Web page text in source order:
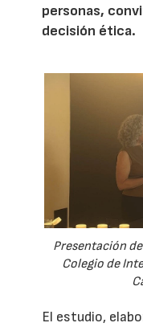
personas,
decisión ética.
Presentación
Colegio de
El estudio,